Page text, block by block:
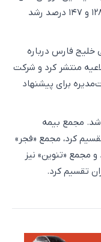
گذشته و مدت مشابه سال قبل به ترتیب ۱۲۸ و ۱۴۷ درصد رشد
خلیج فارس درباره
منتشر کرد و شرکت
برای پیشنهاد
شد. مجمع بیمه
تقسیم کرد، مجمع «فجر»
و مجمع «تنوین» نیز